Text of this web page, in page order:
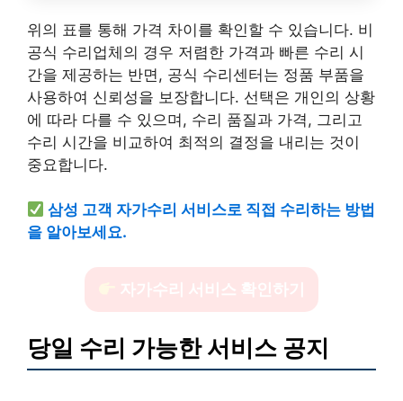
위의 표를 통해 가격 차이를 확인할 수 있습니다. 비
공식 수리업체의 경우 저렴한 가격과 빠른 수리 시
간을 제공하는 반면, 공식 수리센터는 정품 부품을
사용하여 신뢰성을 보장합니다. 선택은 개인의 상황
에 따라 다를 수 있으며, 수리 품질과 가격, 그리고
수리 시간을 비교하여 최적의 결정을 내리는 것이
중요합니다.
삼성 고객 자가수리 서비스로 직접 수리하는 방법
을 알아보세요.
자가수리 서비스 확인하기
당일 수리 가능한 서비스 공지